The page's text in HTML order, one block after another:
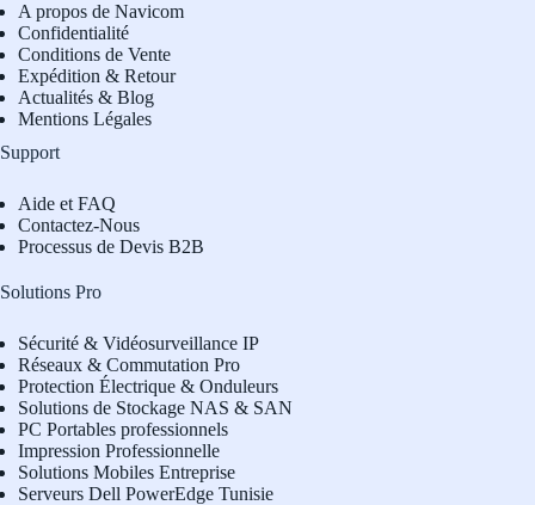
A propos de Navicom
Confidentialité
Conditions de Vente
Expédition & Retour
Actualités & Blog
Mentions Légales
Support
Aide et FAQ
Contactez-Nous
Processus de Devis B2B
Solutions Pro
Sécurité & Vidéosurveillance IP
Réseaux & Commutation Pro
Protection Électrique & Onduleurs
Solutions de Stockage NAS & SAN
PC Portables professionnels
Impression Professionnelle
Solutions Mobiles Entreprise
Serveurs Dell PowerEdge Tunisie